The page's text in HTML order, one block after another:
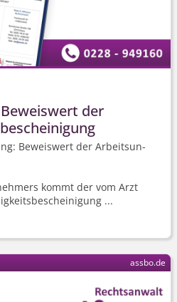
der
Beweiswert der Arbeitsun­
kommt der vom Arzt
...
assbo.de